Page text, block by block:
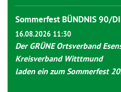
Sommerfest BÜNDNIS 90/
16.08.2026 11:30
Der GRÜNE Ortsverband
Kreisverband Witttmund
laden ein zum Sommerfest